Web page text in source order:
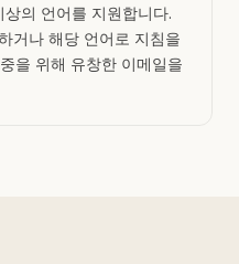
의 언어를 지원합니다.
거나 해당 언어로 지침을
을 위해 유창한 이메일을